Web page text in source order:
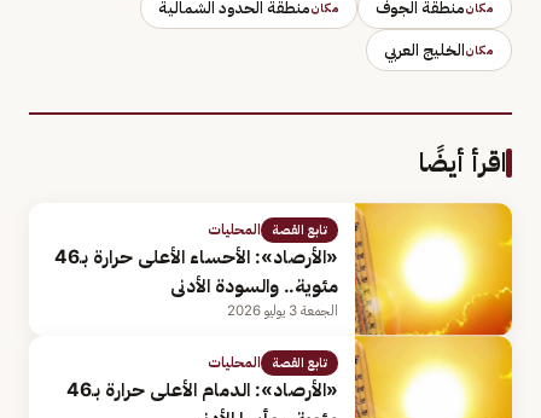
مكانمنطقة الجوف مكانمنطقة الحدود الشمالية
مكانالخليج العربي
اقرأ أيضًا
تابع القصة المحليات
«الأرصاد»: الأحساء الأعلى حرارة بـ46
مئوية.. والسودة الأدنى
الجمعة 3 يوليو 2026
تابع القصة المحليات
«الأرصاد»: الدمام الأعلى حرارة بـ46